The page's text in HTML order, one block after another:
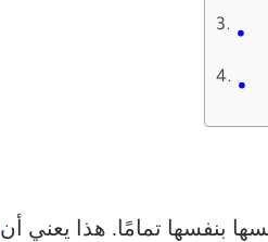
بنفسها تمامًا. هذا يعني أن